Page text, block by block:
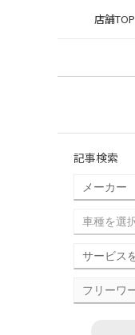
店舗TOP
記事検索